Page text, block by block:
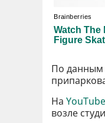
По данным
На YouTube
возле